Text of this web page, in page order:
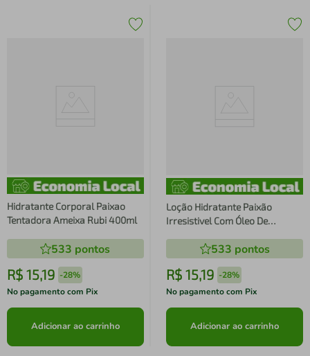
Hidratante Corporal Paixao
Tentadora Ameixa Rubi 400ml
533 pontos
R$ 15,19 -28%
No pagamento com Pix
Adicionar ao carrinho
Loção Hidratante Paixão
Irresistivel Com Óleo De
533 pontos
R$ 15,19 -28%
No pagamento com Pix
Adicionar ao carrinho